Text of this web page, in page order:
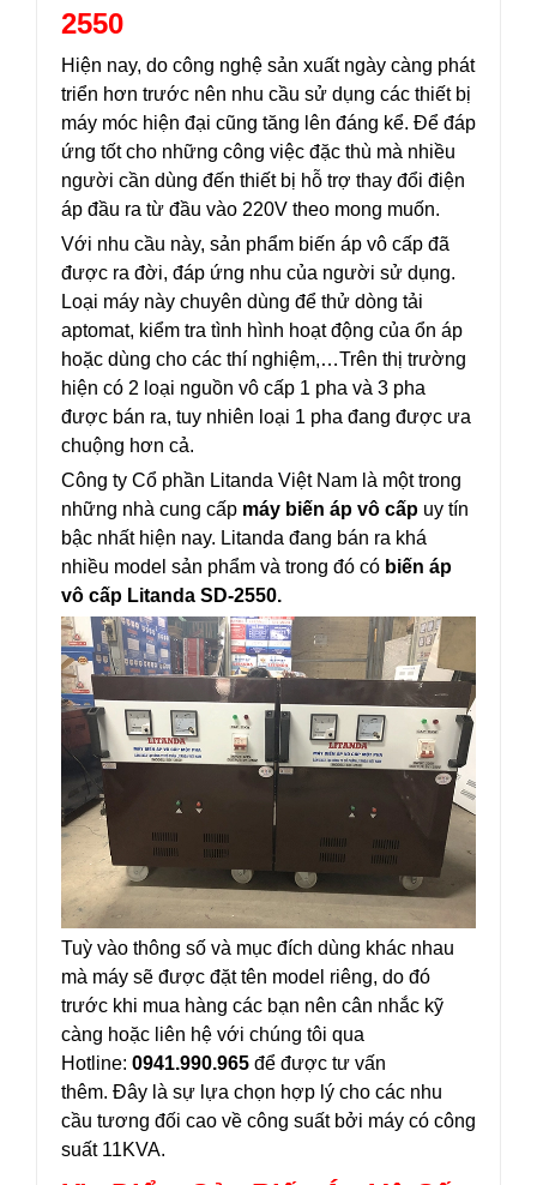
2550
Hiện nay, do công nghệ sản xuất ngày càng phát
triển hơn trước nên nhu cầu sử dụng các thiết bị
máy móc hiện đại cũng tăng lên đáng kể. Để đáp
ứng tốt cho những công việc đặc thù mà nhiều
người cần dùng đến thiết bị hỗ trợ thay đổi điện
áp đầu ra từ đầu vào 220V theo mong muốn.
Với nhu cầu này, sản phẩm biến áp vô cấp đã
được ra đời, đáp ứng nhu của người sử dụng.
Loại máy này chuyên dùng để thử dòng tải
aptomat, kiểm tra tình hình hoạt động của ổn áp
hoặc dùng cho các thí nghiệm,…Trên thị trường
hiện có 2 loại nguồn vô cấp 1 pha và 3 pha
được bán ra, tuy nhiên loại 1 pha đang được ưa
chuộng hơn cả.
Công ty Cổ phần Litanda Việt Nam là một trong
những nhà cung cấp máy biến áp vô cấp uy tín
bậc nhất hiện nay. Litanda đang bán ra khá
nhiều model sản phẩm và trong đó có biến áp
vô cấp Litanda SD-2550.
Tuỳ vào thông số và mục đích dùng khác nhau
mà máy sẽ được đặt tên model riêng, do đó
trước khi mua hàng các bạn nên cân nhắc kỹ
càng hoặc liên hệ với chúng tôi qua
Hotline: 0941.990.965 để được tư vấn
thêm. Đây là sự lựa chọn hợp lý cho các nhu
cầu tương đối cao về công suất bởi máy có công
suất 11KVA.